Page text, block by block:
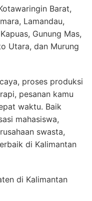
Barat,
Lamandau,
Gunung Mas,
Utara, dan Murung
proses produksi
pesanan kamu
waktu. Baik
mahasiswa,
swasta,
di Kalimantan
di Kalimantan